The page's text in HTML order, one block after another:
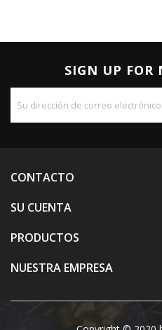
SIGN UP FOR
CONTACTO
SU CUENTA
PRODUCTOS
NUESTRA EMPRESA